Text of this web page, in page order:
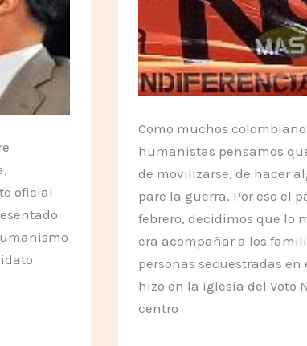
oficial
Como muchos
humanistas pensamos
de movilizarse, de hacer
pare la guerra. Por eso el
febrero, decidimos que lo
era acompañar a los
personas secuestradas en
hizo en la iglesia del Voto
centro